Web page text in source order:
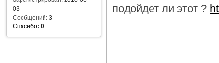
03
Сообщений: 3
Спасибо: 0
подойдет ли этот ?